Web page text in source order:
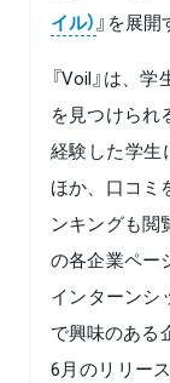
イル）』を展開
『Voil』は、
を見つけられ
経験した学生
ほか、口コミ
ンキングも閲
の各企業ペー
インターンシ
で興味のある
6月のリリー